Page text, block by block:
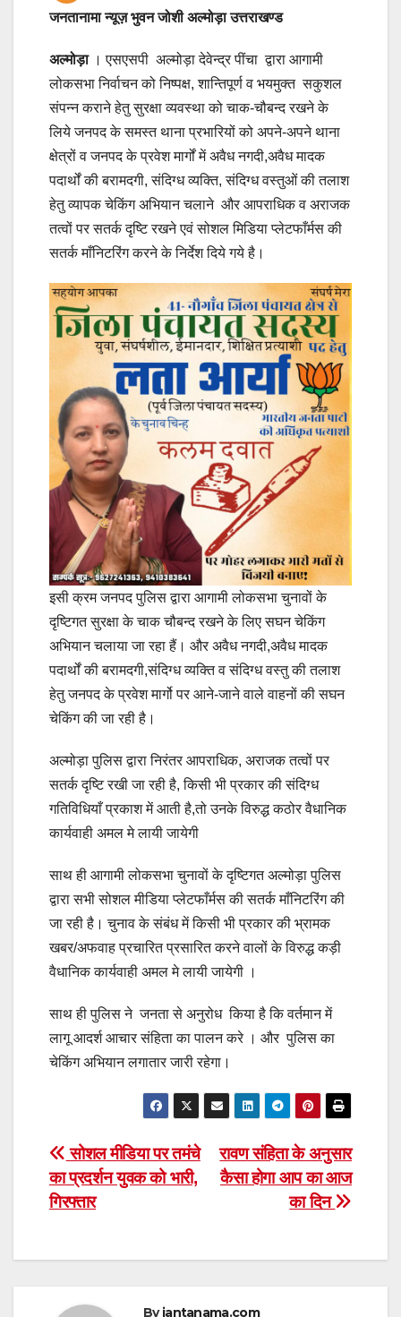
जनतानामा न्यूज़ भुवन जोशी अल्मोड़ा उत्तराखण्ड
अल्मोड़ा। एसएसपी अल्मोड़ा देवेन्द्र पींचा द्वारा आगामी
लोकसभा निर्वाचन को निष्पक्ष, शान्तिपूर्ण व भयमुक्त सकुशल
संपन्न कराने हेतु सुरक्षा व्यवस्था को चाक-चौबन्द रखने के
लिये जनपद के समस्त थाना प्रभारियों को अपने-अपने थाना
क्षेत्रों व जनपद के प्रवेश मार्गों में अवैध नगदी,अवैध मादक
पदार्थों की बरामदगी, संदिग्ध व्यक्ति, संदिग्ध वस्तुओं की तलाश
हेतु व्यापक चेकिंग अभियान चलाने और आपराधिक व अराजक
तत्वों पर सतर्क दृष्टि रखने एवं सोशल मिडिया प्लेटफाँर्मस की
सतर्क माँनिटरिंग करने के निर्देश दिये गये है।
इसी क्रम जनपद पुलिस द्वारा आगामी लोकसभा चुनावों के
दृष्टिगत सुरक्षा के चाक चौबन्द रखने के लिए सघन चेकिंग
अभियान चलाया जा रहा हैं। और अवैध नगदी,अवैध मादक
पदार्थों की बरामदगी,संदिग्ध व्यक्ति व संदिग्ध वस्तु की तलाश
हेतु जनपद के प्रवेश मार्गो पर आने-जाने वाले वाहनों की सघन
चेकिंग की जा रही है।
अल्मोड़ा पुलिस द्वारा निरंतर आपराधिक, अराजक तत्वों पर
सतर्क दृष्टि रखी जा रही है, किसी भी प्रकार की संदिग्ध
गतिविधियाँ प्रकाश में आती है,तो उनके विरुद्ध कठोर वैधानिक
कार्यवाही अमल मे लायी जायेगी
साथ ही आगामी लोकसभा चुनावों के दृष्टिगत अल्मोड़ा पुलिस
द्वारा सभी सोशल मीडिया प्लेटफाँर्मस की सतर्क माँनिटरिंग की
जा रही है। चुनाव के संबंध में किसी भी प्रकार की भ्रामक
खबर/अफवाह प्रचारित प्रसारित करने वालों के विरुद्ध कड़ी
वैधानिक कार्यवाही अमल मे लायी जायेगी ।
साथ ही पुलिस ने जनता से अनुरोध किया है कि वर्तमान में
लागू आदर्श आचार संहिता का पालन करे । और पुलिस का
चेकिंग अभियान लगातार जारी रहेगा।
Post
navigation
रावण संहिता के अनुसार
कैसा होगा आप का आज
का दिन
सोशल मीडिया पर तमंचे
का प्रदर्शन युवक को भारी,
गिरफ्तार
Byjantanama.com